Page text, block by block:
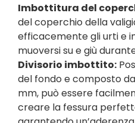
Imbottitura del
del coperchio della
efficacemente gli urti e
muoversi su e giù
Divisorio imbottito:
del fondo e composto
mm, può essere
creare la fessura